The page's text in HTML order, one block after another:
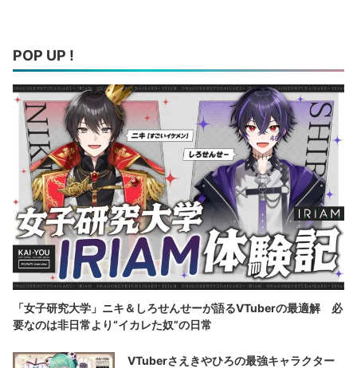
POP UP !
「女子研究大学」ニキ＆しろせんせーが語るVTuberの最適解 必
要なのは非日常より“イカレた奴”の日常
VTuberさえきやひろの最強キャラクター